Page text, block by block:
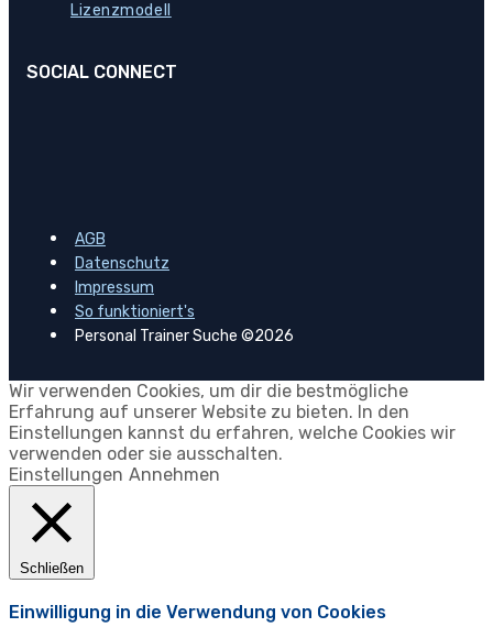
Lizenzmodell
SOCIAL CONNECT
AGB
Datenschutz
Impressum
So funktioniert's
Personal Trainer Suche ©2026
Wir verwenden Cookies, um dir die bestmögliche
Erfahrung auf unserer Website zu bieten. In den
Einstellungen kannst du erfahren, welche Cookies wir
verwenden oder sie ausschalten.
Einstellungen Annehmen
Schließen
Einwilligung in die Verwendung von Cookies